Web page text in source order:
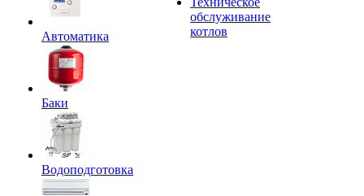
Автоматика
Баки
Водоподготовка
обслуживание
котлов